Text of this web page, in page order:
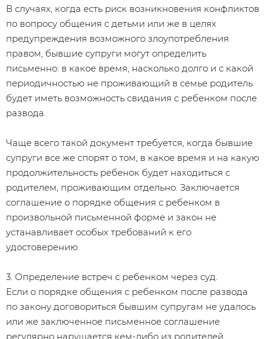
В случаях, когда есть риск возникновения конфликтов
по вопросу общения с детьми или же в целях
предупреждения возможного злоупотребления
правом, бывшие супруги могут определить
письменно: в какое время, насколько долго и с какой
периодичностью не проживающий в семье родитель
будет иметь возможность свидания с ребенком после
развода.
Чаще всего такой документ требуется, когда бывшие
супруги все же спорят о том, в какое время и на какую
продолжительность ребенок будет находиться с
родителем, проживающим отдельно. Заключается
соглашение о порядке общения с ребенком в
произвольной письменной форме и закон не
устанавливает особых требований к его
удостоверению.
3. Определение встреч с ребенком через суд.
Если о порядке общения с ребенком после развода
по закону договориться бывшим супругам не удалось
или же заключенное письменное соглашение
регулярно нарушается кем-либо из родителей,